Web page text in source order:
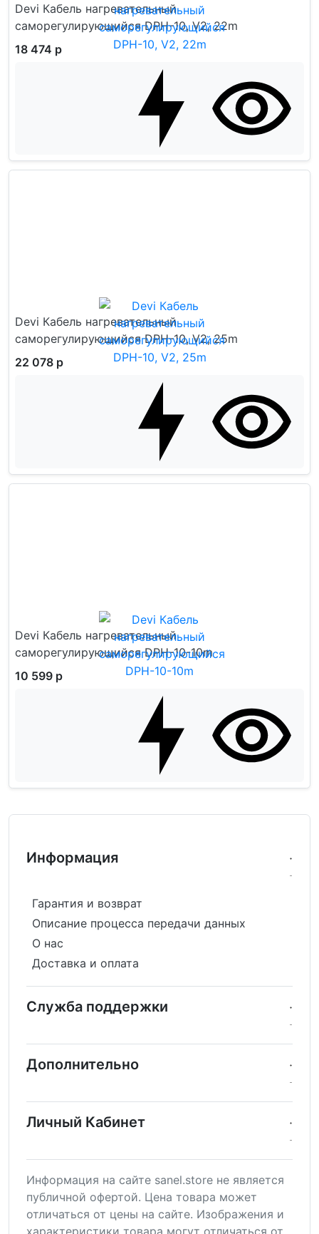
Devi Кабель нагревательный
саморегулирующийся DPH-10, V2, 22m
18 474 р
Devi Кабель нагревательный
саморегулирующийся DPH-10, V2, 25m
22 078 р
Devi Кабель нагревательный
саморегулирующийся DPH-10-10m
10 599 р
Информация
Гарантия и возврат
Описание процесса передачи данных
О нас
Доставка и оплата
Служба поддержки
Дополнительно
Личный Кабинет
Информация на сайте sanel.store не является
публичной офертой. Цена товара может
отличаться от цены на сайте. Изображения и
характеристики товара могут отличаться от